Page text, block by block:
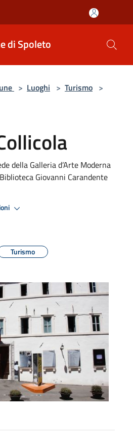
di Spoleto
> Luoghi > Turismo >
della Galleria d’Arte Moderna
Giovanni Carandente
Turismo